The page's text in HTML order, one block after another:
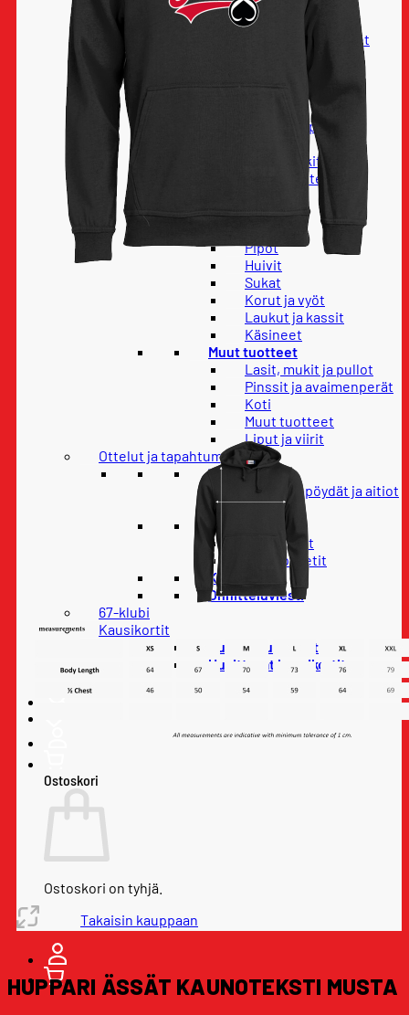
Housut
Paidat
Hupparit ja colleget
Lasten housut
Lasten paidat
Lasten hupparit ja
Lasten takit
Vauvatuotteet
Asusteet
Pipot
Huivit
Sukat
Korut ja vyöt
Laukut ja kassit
Käsineet
Muut tuotteet
Lasit, mukit ja pullot
Pinssit ja avaimenperät
Koti
Muut tuotteet
Liput ja viirit
Ottelut ja tapahtumat
VIP-palvelut
Ravintolapöydät ja aitiot
Pataklubi
Otteluliput
Lippupaketit
Konsertit
Onnitteluviesti
67-klubi
Kausikortit
Uudet kausikortit
Uusittavat kausikortit
Ostoskori
Ostoskori on tyhjä.
Takaisin kauppaan
HUPPARI ÄSSÄT KAUNOTEKSTI MUSTA